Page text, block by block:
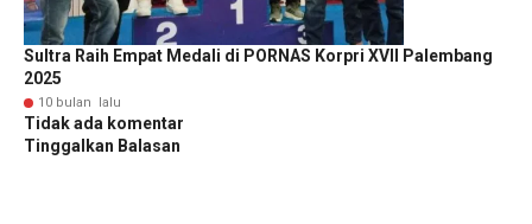
Sultra Raih Empat Medali di PORNAS Korpri XVII Palembang
2025
10 bulan lalu
Tidak ada komentar
Tinggalkan Balasan